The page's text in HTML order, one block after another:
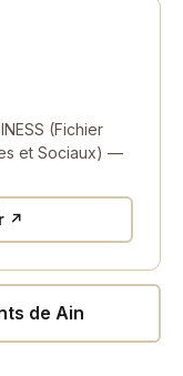
(Fichier
et Sociaux) —
↗
de Ain